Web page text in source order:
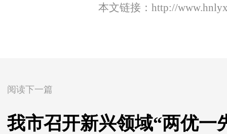
本文链接： http://
阅读下一篇
我市召开新兴领域“两优一